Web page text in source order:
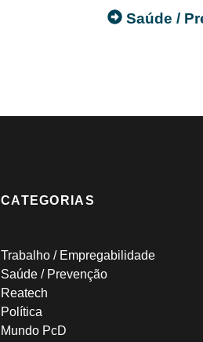
Saúde /
CATEGORIAS
Trabalho / Empregabilidade
Saúde / Prevenção
Reatech
Política
Mundo PcD